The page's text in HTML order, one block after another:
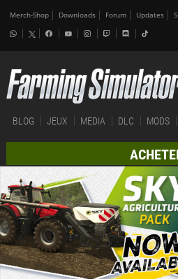
Merch-Shop Downloads Forum Updates
BLOG JEUX MEDIA DLC MODS